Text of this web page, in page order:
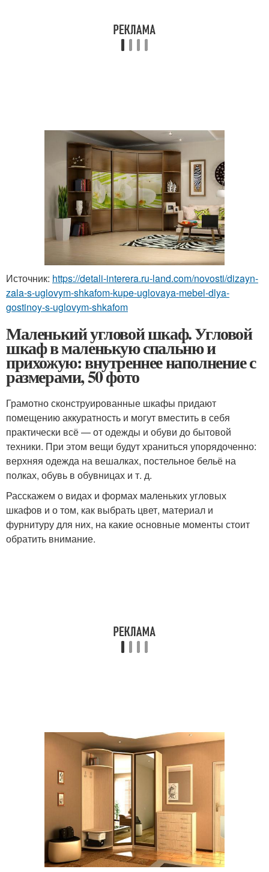
Источник: https://detali-interera.ru-land.com/novosti/dizayn-
zala-s-uglovym-shkafom-kupe-uglovaya-mebel-dlya-
gostinoy-s-uglovym-shkafom
Маленький угловой шкаф. Угловой
шкаф в маленькую спальню и
прихожую: внутреннее наполнение с
размерами, 50 фото
Грамотно сконструированные шкафы придают
помещению аккуратность и могут вместить в себя
практически всё — от одежды и обуви до бытовой
техники. При этом вещи будут храниться упорядоченно:
верхняя одежда на вешалках, постельное бельё на
полках, обувь в обувницах и т. д.
Расскажем о видах и формах маленьких угловых
шкафов и о том, как выбрать цвет, материал и
фурнитуру для них, на какие основные моменты стоит
обратить внимание.